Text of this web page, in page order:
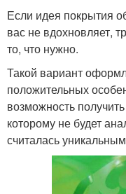
Если идея покрытия
вас не вдохновляет,
то, что нужно.
Такой вариант
положительных
возможность
которому не будет
считалась